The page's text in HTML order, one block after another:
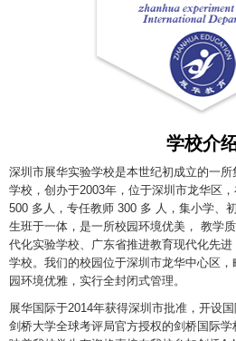
学校介
深圳市展华实验学校是本世纪初成立的一
学校，创办于2003年，位于深圳市龙华区
500 多人，专任教师 300 多 人，集小学、
生班于一体，是一所校园环境优美， 教学
代化实验学校、广东省推进教育现代化先
学校。我们的校园位于深圳市龙华中心区
园环境优雅，实行全封闭式管理。
展华国际于2014年获得深圳市批准，开设
剑桥大学全球考评局官方授权的剑桥国际